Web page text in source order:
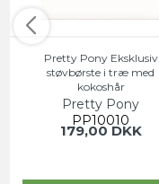
Pretty Pony Eksklusiv
støvbørste i træ med
kokoshår
Pretty Pony
PP10010
179,00 DKK